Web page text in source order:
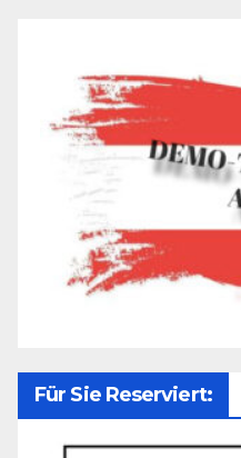
Für Sie Reserviert: